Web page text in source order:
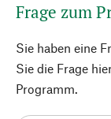
Frage zum
Sie haben eine
Sie die Frage
Programm.